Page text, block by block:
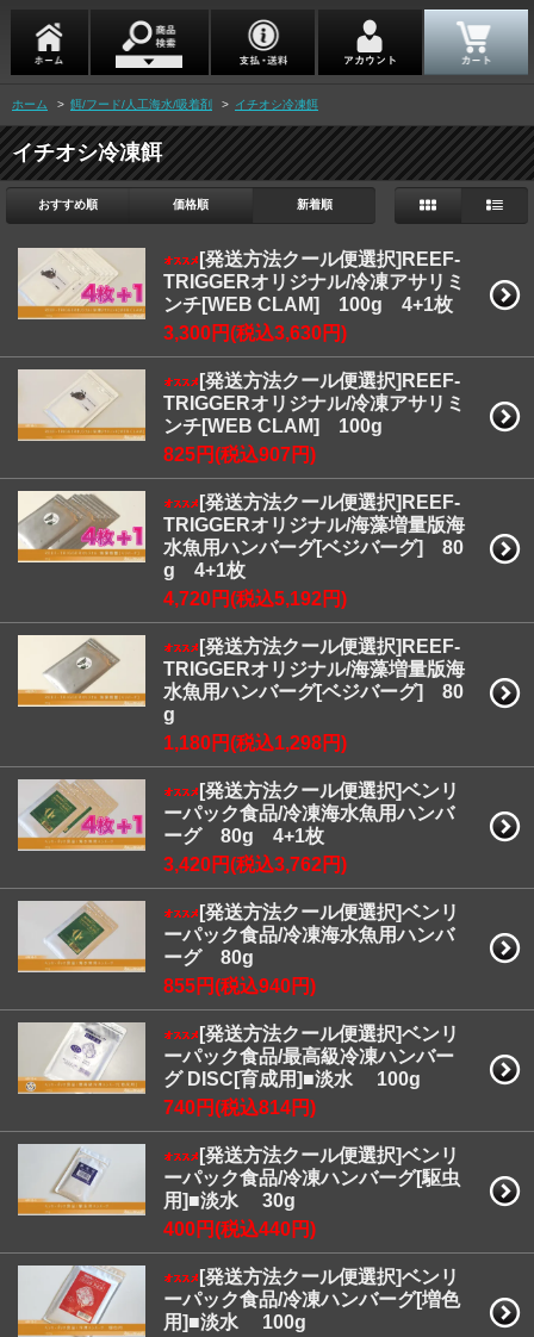
ホーム > 餌/フード/人工海水/吸着剤 > イチオシ冷凍餌
イチオシ冷凍餌
おすすめ順 価格順 新着順
[発送方法クール便選択]REEF-
TRIGGERオリジナル/冷凍アサリミ
ンチ[WEB CLAM] 100g 4+1枚
3,300円(税込3,630円)
[発送方法クール便選択]REEF-
TRIGGERオリジナル/冷凍アサリミ
ンチ[WEB CLAM] 100g
825円(税込907円)
[発送方法クール便選択]REEF-
TRIGGERオリジナル/海藻増量版海
水魚用ハンバーグ[ベジバーグ] 80
g 4+1枚
4,720円(税込5,192円)
[発送方法クール便選択]REEF-
TRIGGERオリジナル/海藻増量版海
水魚用ハンバーグ[ベジバーグ] 80
g
1,180円(税込1,298円)
[発送方法クール便選択]ベンリ
ーパック食品/冷凍海水魚用ハンバ
ーグ 80g 4+1枚
3,420円(税込3,762円)
[発送方法クール便選択]ベンリ
ーパック食品/冷凍海水魚用ハンバ
ーグ 80g
855円(税込940円)
[発送方法クール便選択]ベンリ
ーパック食品/最高級冷凍ハンバー
グ DISC[育成用]■淡水 100g
740円(税込814円)
[発送方法クール便選択]ベンリ
ーパック食品/冷凍ハンバーグ[駆虫
用]■淡水 30g
400円(税込440円)
[発送方法クール便選択]ベンリ
ーパック食品/冷凍ハンバーグ[増色
用]■淡水 100g